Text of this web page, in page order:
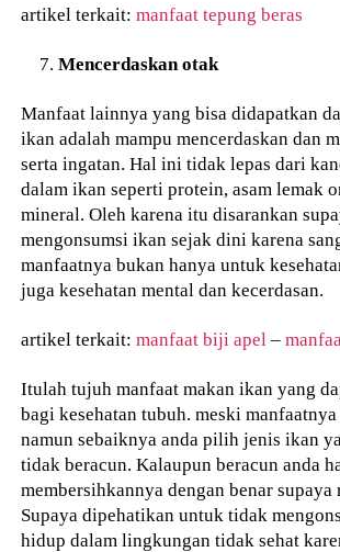
artikel terkait:manfaat tepung beras
Mencerdaskan otak
Manfaat lainnya yang bisa didapatkan
ikan adalah mampu mencerdaskan dan
serta ingatan. Hal ini tidak lepas dari
dalam ikan seperti protein, asam lemak
mineral. Oleh karena itu disarankan
mengonsumsi ikan sejak dini karena
manfaatnya bukan hanya untuk
juga kesehatan mental dan kecerdasan.
artikel terkait:manfaat biji apel –
Itulah tujuh manfaat makan ikan yang
bagi kesehatan tubuh. meski manfaatnya
namun sebaiknya anda pilih jenis ikan
tidak beracun. Kalaupun beracun anda
membersihkannya dengan benar
Supaya dipehatikan untuk tidak
hidup dalam lingkungan tidak sehat